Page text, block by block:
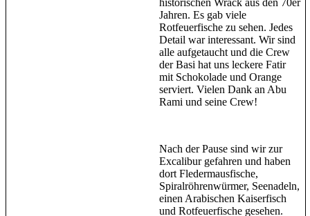
Jahren. Es gab viele
Rotfeuerfische zu sehen. Jedes
Detail war interessant. Wir sind
alle aufgetaucht und die Crew
der Basi hat uns leckere Fatir
mit Schokolade und Orange
serviert. Vielen Dank an Abu
Rami und seine Crew!
Nach der Pause sind wir zur
Excalibur gefahren und haben
dort Fledermausfische,
Spiralröhrenwürmer, Seenadeln,
einen Arabischen Kaiserfisch
und Rotfeuerfische gesehen.